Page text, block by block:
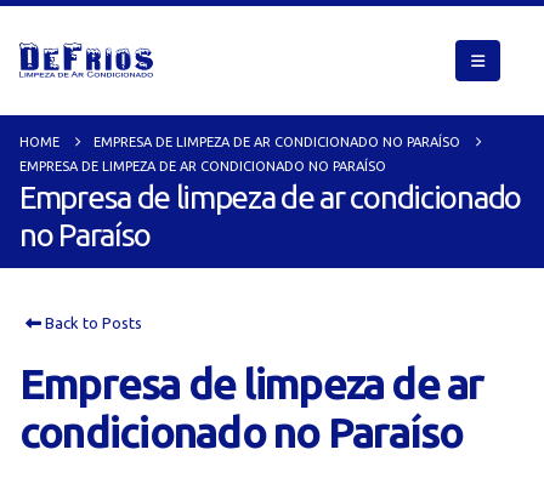
HOME
EMPRESA DE LIMPEZA DE AR CONDICIONADO NO PARAÍSO
EMPRESA DE LIMPEZA DE AR CONDICIONADO NO PARAÍSO
Empresa de limpeza de ar condicionado
no Paraíso
Back to Posts
Empresa de limpeza de ar
condicionado no Paraíso